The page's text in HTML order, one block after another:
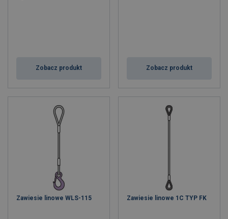
Zobacz produkt Zobacz produkt
Zawiesie linowe WLS-115 Zawiesie linowe 1C TYP FK